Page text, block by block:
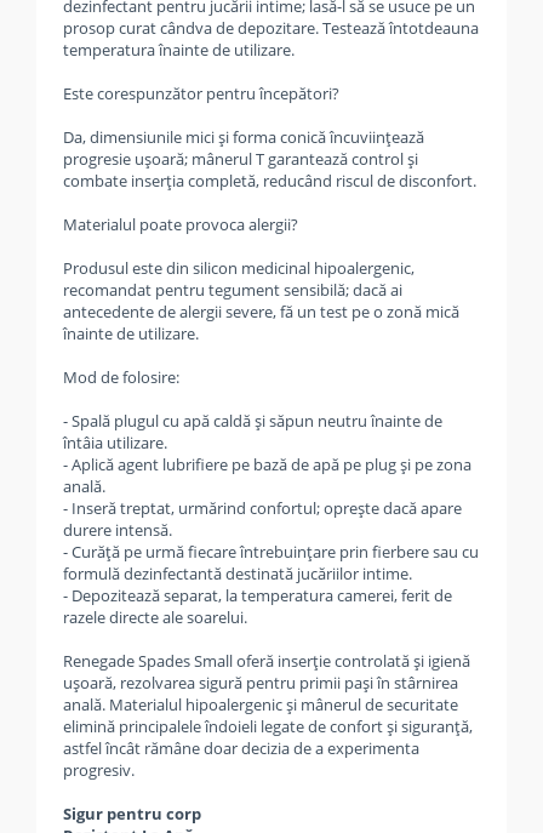
dezinfectant pentru jucării intime; lasă-l să se usuce pe un
prosop curat cândva de depozitare. Testează întotdeauna
temperatura înainte de utilizare.
Este corespunzător pentru începători?
Da, dimensiunile mici și forma conică încuviințează
progresie ușoară; mânerul T garantează control și
combate inserția completă, reducând riscul de disconfort.
Materialul poate provoca alergii?
Produsul este din silicon medicinal hipoalergenic,
recomandat pentru tegument sensibilă; dacă ai
antecedente de alergii severe, fă un test pe o zonă mică
înainte de utilizare.
Mod de folosire:
- Spală plugul cu apă caldă și săpun neutru înainte de
întâia utilizare.
- Aplică agent lubrifiere pe bază de apă pe plug și pe zona
anală.
- Inseră treptat, urmărind confortul; oprește dacă apare
durere intensă.
- Curăță pe urmă fiecare întrebuințare prin fierbere sau cu
formulă dezinfectantă destinată jucăriilor intime.
- Depozitează separat, la temperatura camerei, ferit de
razele directe ale soarelui.
Renegade Spades Small oferă inserție controlată și igienă
ușoară, rezolvarea sigură pentru primii pași în stârnirea
anală. Materialul hipoalergenic și mânerul de securitate
elimină principalele îndoieli legate de confort și siguranță,
astfel încât rămâne doar decizia de a experimenta
progresiv.
Sigur pentru corp